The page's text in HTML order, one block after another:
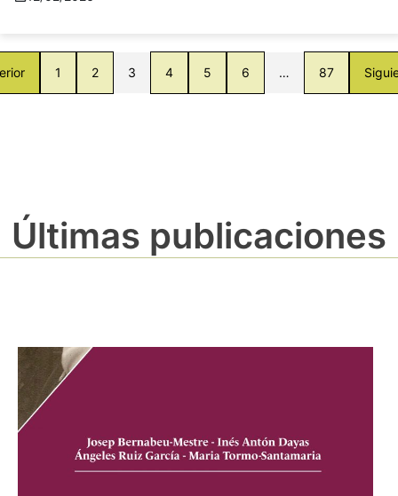
1 2 3 4 5 6 … 87
Últimas publicaciones